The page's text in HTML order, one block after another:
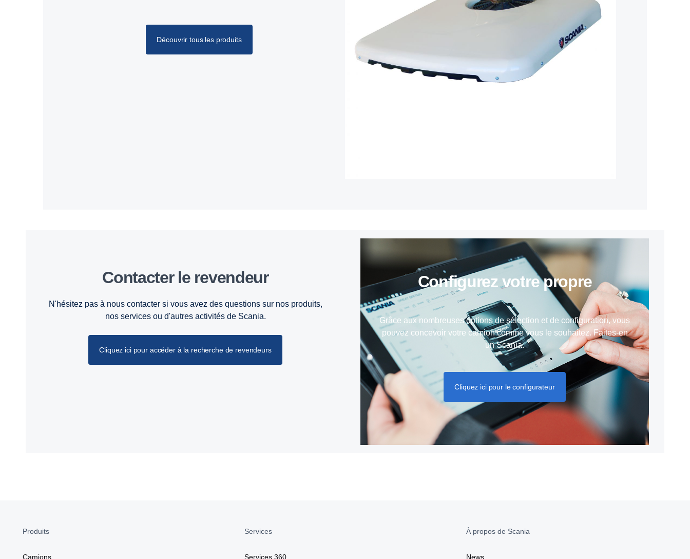
Découvrir tous les produits
Contacter le reven­deur
N'hésitez pas à nous contacter si vous avez des questions sur nos produits,
nos services ou d'autres activités de Scania.
Cliquez ici pour accéder à la recherche de revendeurs
Config­urez votre propre
Grâce aux nombreuses options de sélection et de configuration, vous
pouvez concevoir votre camion comme vous le souhaitez. Faites-en
un Scania.
Cliquez ici pour le configurateur
Produits
Camions
Services
Services 360
À propos de Scania
News